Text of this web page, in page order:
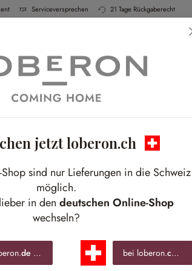
Serviceversprechen 21 Tage Rückgaberecht
Bad
jetzt loberon.ch
sind nur Lieferungen in die Schweiz
möglich.
in den deutschen Online-Shop
wechseln?
de bei loberon.ch